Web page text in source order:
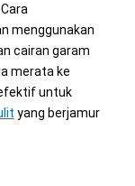
menggunakan
cairan garam
merata ke
untuk
yang berjamur